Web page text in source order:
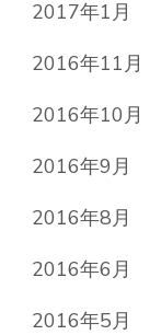
2017年1月
2016年11月
2016年10月
2016年9月
2016年8月
2016年6月
2016年5月